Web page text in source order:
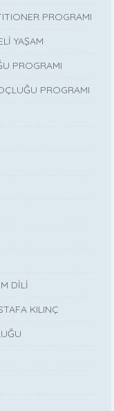
PROGRAMI
YAŞAM
PROGRAMI
PROGRAMI
DİLİ
KILINÇ